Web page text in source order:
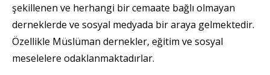
şekillenen ve herhangi bir cemaate bağlı olmayan
derneklerde ve sosyal medyada bir araya gelmektedir.
Özellikle Müslüman dernekler, eğitim ve sosyal
meselelere odaklanmaktadırlar.